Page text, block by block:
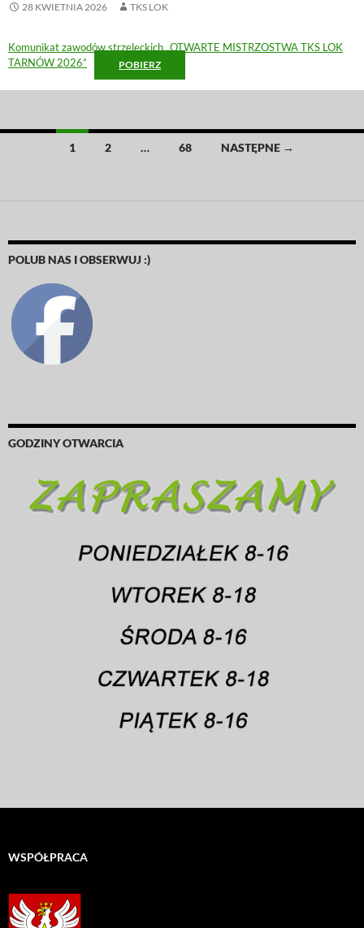
28 KWIETNIA 2026 TKS LOK
Komunikat zawodów strzeleckich „OTWARTE MISTRZOSTWA TKS LOK
TARNÓW 2026”
POBIERZ
Nawigacja
1 2 … 68 NASTĘPNE →
POLUB NAS I OBSERWUJ :)
GODZINY OTWARCIA
WSPÓŁPRACA